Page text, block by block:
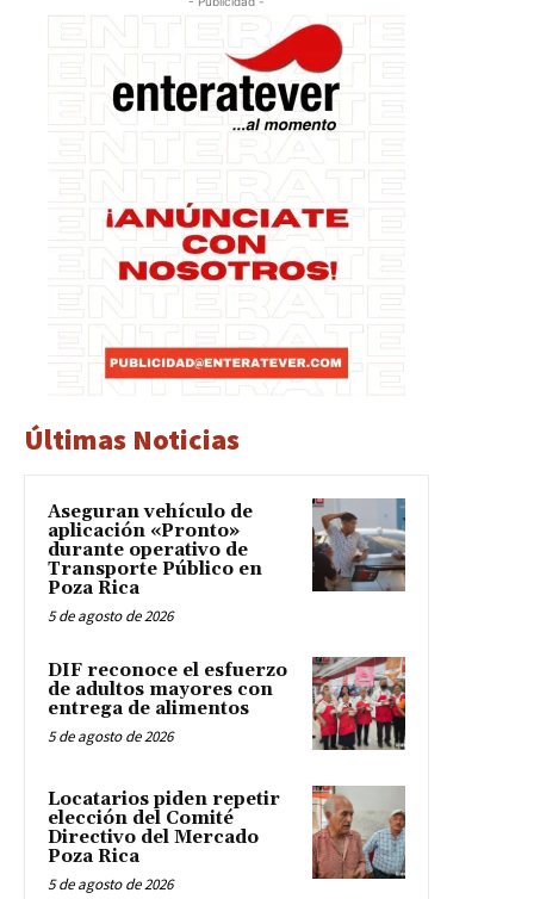
Últimas Noticias
Aseguran vehículo de
aplicación «Pronto»
durante operativo de
Transporte Público en
Poza Rica
5 de agosto de 2026
DIF reconoce el esfuerzo
de adultos mayores con
entrega de alimentos
5 de agosto de 2026
Locatarios piden repetir
elección del Comité
Directivo del Mercado
Poza Rica
5 de agosto de 2026